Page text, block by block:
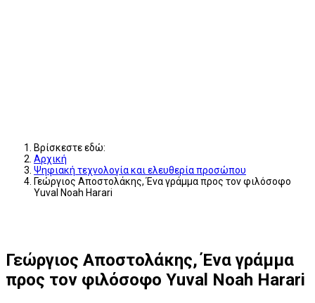
Βρίσκεστε εδώ:
Αρχική
Ψηφιακή τεχνολογία και ελευθερία προσώπου
Γεώργιος Αποστολάκης, Ένα γράμμα προς τον φιλόσοφο
Yuval Noah Harari
Γεώργιος Αποστολάκης, Ένα γράμμα
προς τον φιλόσοφο Yuval Noah Harari